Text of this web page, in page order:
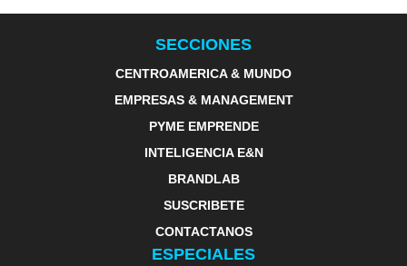
SECCIONES
CENTROAMERICA & MUNDO
EMPRESAS & MANAGEMENT
PYME EMPRENDE
INTELIGENCIA E&N
BRANDLAB
SUSCRIBETE
CONTACTANOS
ESPECIALES